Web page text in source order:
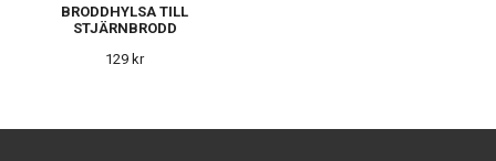
BRODDHYLSA TILL
STJÄRNBRODD
129 kr